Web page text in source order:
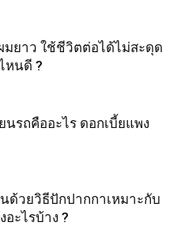
ยาว ใช้ชีวิตต่อได้ไม่สะดุด
หนดี ?
นรถคืออะไร ดอกเบี้ยแพง
ด้วยวิธีปักปากกาเหมาะกับ
อะไรบ้าง ?